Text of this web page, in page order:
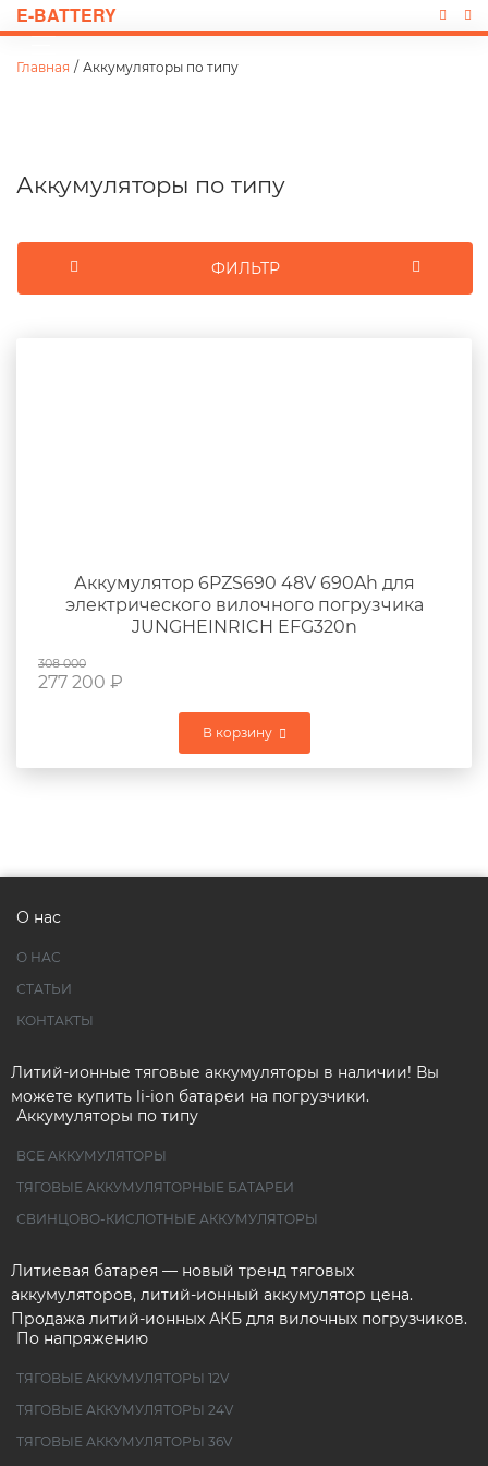
E-BATTERY
Главная / Аккумуляторы по типу
Аккумуляторы по типу
Аккумулятор 6PZS690 48V 690Ah для
электрического вилочного погрузчика
JUNGHEINRICH EFG320n
308 000
277 200 ₽
В корзину
ФИЛЬТР
О нас
О НАС
СТАТЬИ
КОНТАКТЫ
Литий-ионные тяговые аккумуляторы в наличии! Вы
можете купить li-ion батареи на погрузчики.
Аккумуляторы по типу
ВСЕ АККУМУЛЯТОРЫ
ТЯГОВЫЕ АККУМУЛЯТОРНЫЕ БАТАРЕИ
СВИНЦОВО-КИСЛОТНЫЕ АККУМУЛЯТОРЫ
Литиевая батарея — новый тренд тяговых
аккумуляторов, литий-ионный аккумулятор цена.
Продажа литий-ионных АКБ для вилочных погрузчиков.
По напряжению
ТЯГОВЫЕ АККУМУЛЯТОРЫ 12V
ТЯГОВЫЕ АККУМУЛЯТОРЫ 24V
ТЯГОВЫЕ АККУМУЛЯТОРЫ 36V